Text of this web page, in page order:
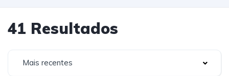
41 Resultados
Mais recentes